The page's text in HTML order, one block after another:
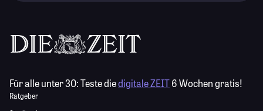
Für alle unter 30:Teste diedigitale ZEIT6 Wochen gratis!
Ratgeber